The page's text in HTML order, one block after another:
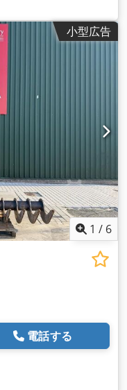
小型広告
1 / 6
電話する